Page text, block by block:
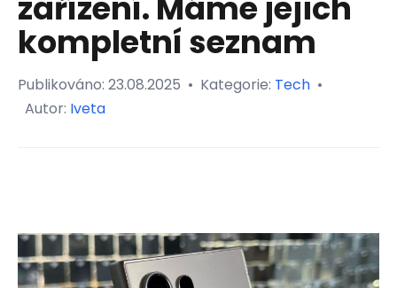
kompletní seznam
Publikováno: 23.08.2025 • Kategorie: Tech •
Autor: Iveta